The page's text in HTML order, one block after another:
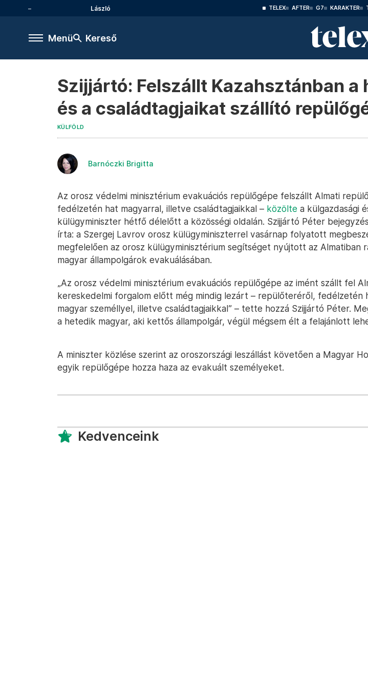
László TELEX AFTER G7 KARAKTER
Menü Kereső
Szijjártó: Felszállt Kazahsztánban
és a családtagjaikat szállító
KÜLFÖLD
Barnóczki Brigitta
Az orosz védelmi minisztérium evakuációs repülőgépe felszállt Almati
fedélzetén hat magyarral, illetve családtagjaikkal – közölte a külgazdasági
külügyminiszter hétfő délelőtt a közösségi oldalán. Szijjártó Péter
írta: a Szergej Lavrov orosz külügyminiszterrel vasárnap folyatott
megfelelően az orosz külügyminisztérium segítséget nyújtott az Almatiban
magyar állampolgárok evakuálásában.
„Az orosz védelmi minisztérium evakuációs repülőgépe az imént szállt fel
kereskedelmi forgalom előtt még mindig lezárt – repülőteréről, fedélzetén
magyar személlyel, illetve családtagjaikkal” – tette hozzá Szijjártó Péter.
a hetedik magyar, aki kettős állampolgár, végül mégsem élt a felajánlott
A miniszter közlése szerint az oroszországi leszállást követően a Magyar
egyik repülőgépe hozza haza az evakuált személyeket.
Kedvenceink